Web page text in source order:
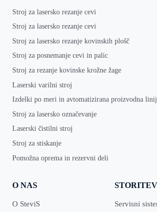
Stroj za lasersko rezanje cevi
Stroj za lasersko rezanje cevi
Stroj za lasersko rezanje kovinskih plošč
Stroj za posnemanje cevi in palic
Stroj za rezanje kovinske krožne žage
Laserski varilni stroj
Izdelki po meri in avtomatizirana proizvodna
Stroj za lasersko označevanje
Laserski čistilni stroj
Stroj za stiskanje
Pomožna oprema in rezervni deli
O NAS
O SteviS
STORITEV
Servisni